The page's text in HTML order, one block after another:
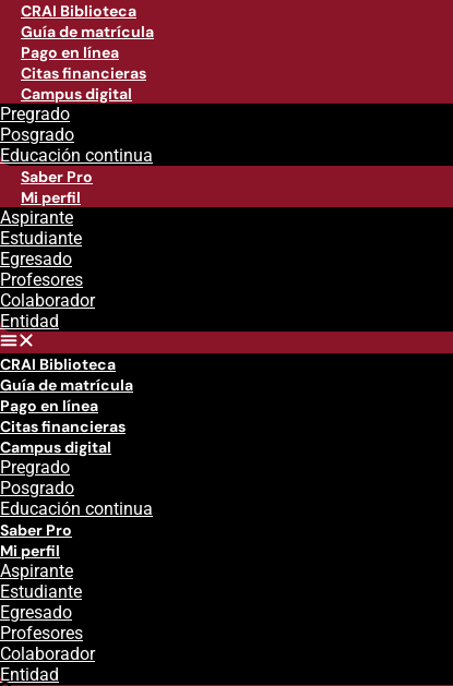
CRAI Biblioteca
Guía de matrícula
Pago en línea
Citas financieras
Campus digital
Pregrado
Posgrado
Educación continua
Saber Pro
Mi perfil
Aspirante
Estudiante
Egresado
Profesores
Colaborador
Entidad
CRAI Biblioteca
Guía de matrícula
Pago en línea
Citas financieras
Campus digital
Pregrado
Posgrado
Educación continua
Saber Pro
Mi perfil
Aspirante
Estudiante
Egresado
Profesores
Colaborador
Entidad